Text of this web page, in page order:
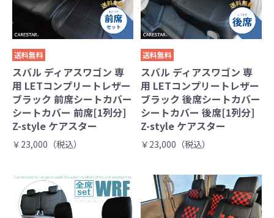
送料無料
スバル ディアスワゴン 専
用 LETコンプリートレザー
ブラック 前席シートカバー
シートカバー 前席[1列分]
Z-style ケアスター
￥23,000（税込）
送料無料
スバル ディアスワゴン 専
用 LETコンプリートレザー
ブラック 後席シートカバー
シートカバー 後席[1列分]
Z-style ケアスター
￥23,000（税込）